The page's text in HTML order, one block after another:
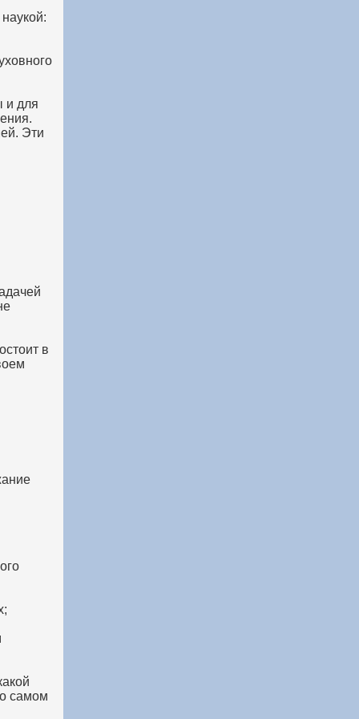
и для
Эти
в
самом